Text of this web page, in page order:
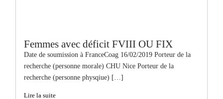
Femmes avec déficit FVIII OU FIX
Date de soumission à FranceCoag 16/02/2019 Porteur de la
recherche (personne morale) CHU Nice Porteur de la
recherche (personne physqiue) […]
Lire la suite